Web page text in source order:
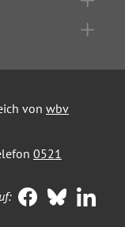
von wbv
0521